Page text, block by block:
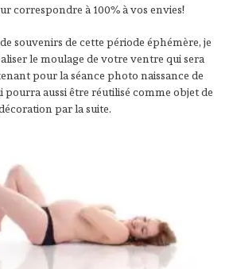
correspondre à 100% à vos envies!
souvenirs de cette période éphémère, je
le moulage de votre ventre qui sera
pour la séance photo naissance de
aussi être réutilisé comme objet de
par la suite.